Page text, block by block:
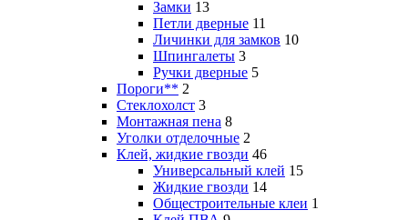
Замки 13
Петли дверные 11
Личинки для замков 10
Шпингалеты 3
Ручки дверные 5
Пороги** 2
Стеклохолст 3
Монтажная пена 8
Уголки отделочные 2
Клей, жидкие гвозди 46
Универсальный клей 15
Жидкие гвозди 14
Общестроительные клеи 1